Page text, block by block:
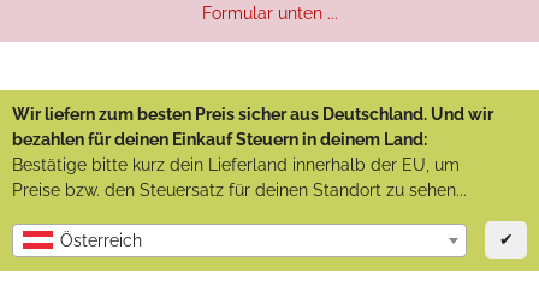
Formular unten ...
Wir liefern zum besten Preis sicher aus Deutschland. Und wir
bezahlen für deinen Einkauf Steuern in deinem Land:
Bestätige bitte kurz dein Lieferland innerhalb der EU, um
Preise bzw. den Steuersatz für deinen Standort zu sehen...
Österreich ✔